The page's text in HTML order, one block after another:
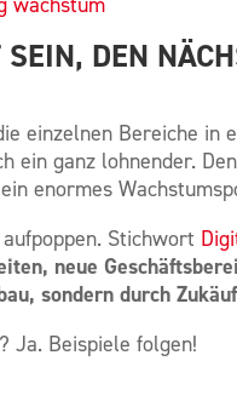
DEN
einzelnen Bereiche in
ein ganz lohnender.
enormes
Stichwort
neue
sondern durch
Ja. Beispiele folgen!